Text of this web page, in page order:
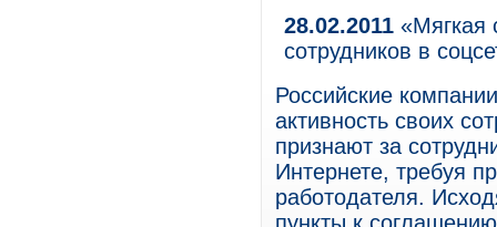
28.02.2011 «Мягкая
сотрудников в
Российские
активность своих
признают за
Интернете, требуя
работодателя.